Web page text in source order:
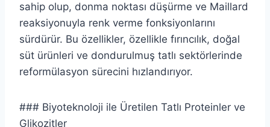
sahip olup, donma noktası düşürme ve Maillard
reaksiyonuyla renk verme fonksiyonlarını
sürdürür. Bu özellikler, özellikle fırıncılık, doğal
süt ürünleri ve dondurulmuş tatlı sektörlerinde
reformülasyon sürecini hızlandırıyor.
### Biyoteknoloji ile Üretilen Tatlı Proteinler ve
Glikozitler